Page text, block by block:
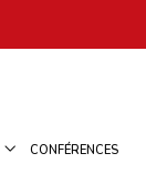
CONFÉRENCES